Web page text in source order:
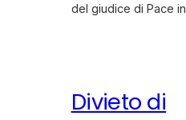
del giudice di Pace
Divieto di